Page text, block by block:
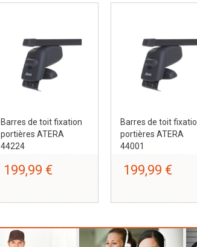
Barres de toit fixation
portières ATERA
44224
199,99 €
Barres de toit
portières ATERA
44001
199,99 €